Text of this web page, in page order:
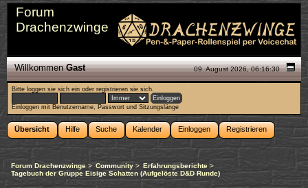
Forum
Drachenzwinge
09. August 2026, 06:16:30
WillkommenGast
Bitte loggen sie sich ein oderregistrieren sie sich.
Einloggen mit Benutzername, Passwort und Sitzungslänge
Übersicht Hilfe Suche Kalender Einloggen Registrieren
Forum Drachenzwinge > Community> Erfahrungsberichte>
Tagebuch der Gruppe Eisige Schatten (Aufgelöste D&D Runde)